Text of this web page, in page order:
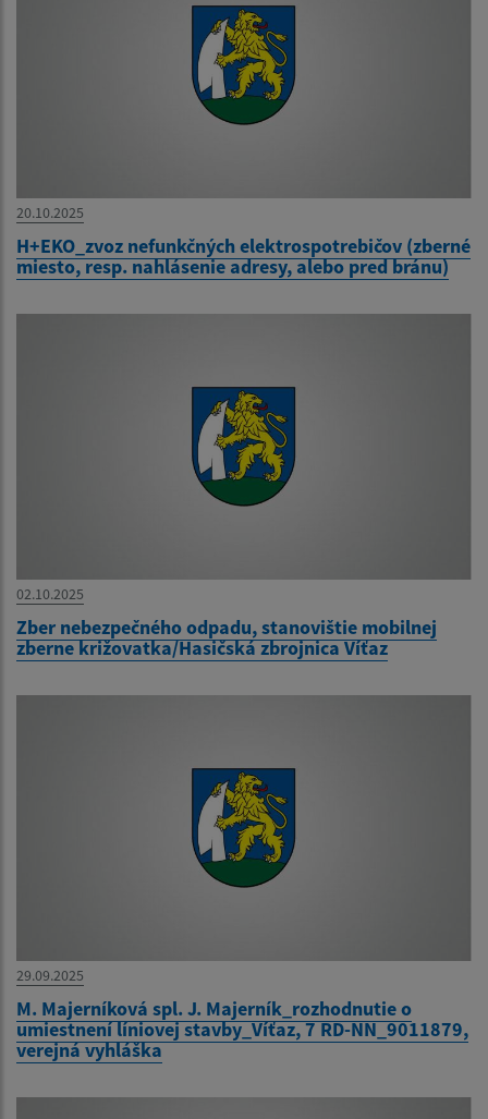
20.10.2025
H+EKO_zvoz nefunkčných elektrospotrebičov (zberné
miesto, resp. nahlásenie adresy, alebo pred bránu)
02.10.2025
Zber nebezpečného odpadu, stanovištie mobilnej
zberne križovatka/Hasičská zbrojnica Víťaz
29.09.2025
M. Majerníková spl. J. Majerník_rozhodnutie o
umiestnení líniovej stavby_Víťaz, 7 RD-NN_9011879,
verejná vyhláška